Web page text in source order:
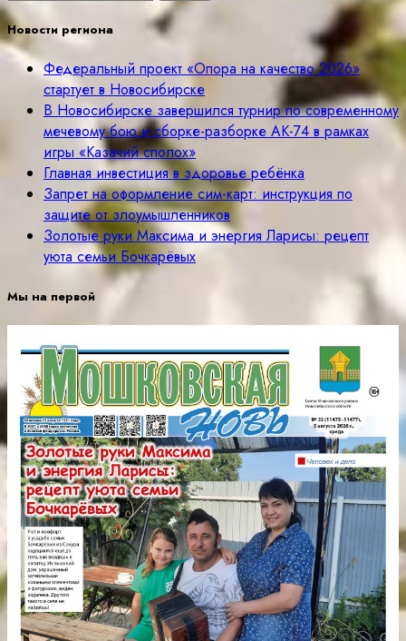
Новости региона
Федеральный проект «Опора на качество 2026»
стартует в Новосибирске
В Новосибирске завершился турнир по современному
мечевому бою и сборке-разборке АК-74 в рамках
игры «Казачий сполох»
Главная инвестиция в здоровье ребёнка
Запрет на оформление сим-карт: инструкция по
защите от злоумышленников
Золотые руки Максима и энергия Ларисы: рецепт
уюта семьи Бочкарёвых
Мы на первой